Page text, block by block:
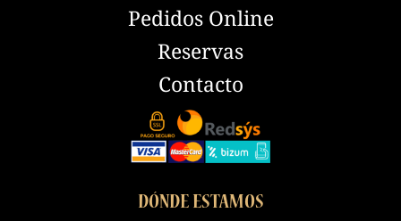
Pedidos Online
Reservas
Contacto
DÓNDE ESTAMOS